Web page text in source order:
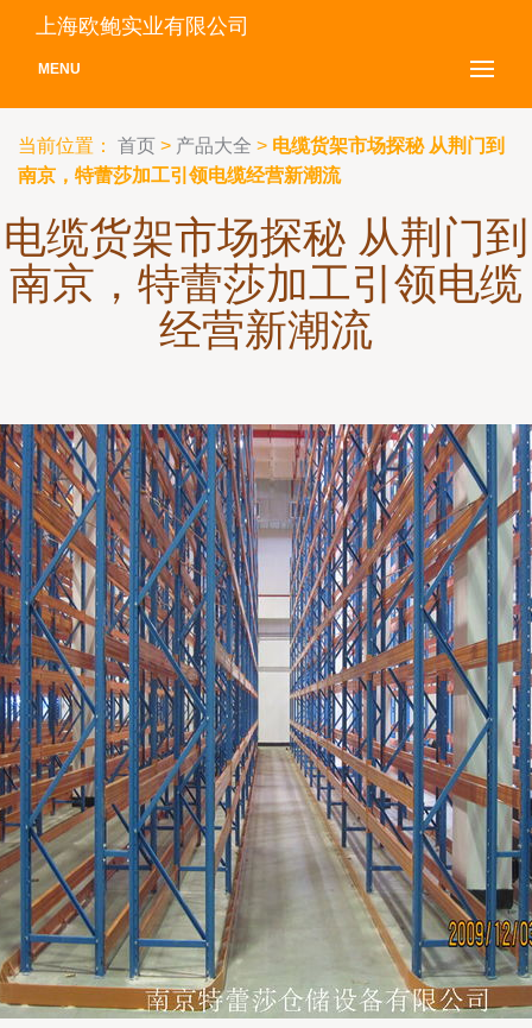
上海欧鲍实业有限公司
MENU
当前位置： 首页 > 产品大全 > 电缆货架市场探秘 从荆门到
南京，特蕾莎加工引领电缆经营新潮流
电缆货架市场探秘 从荆门到
南京，特蕾莎加工引领电缆
经营新潮流